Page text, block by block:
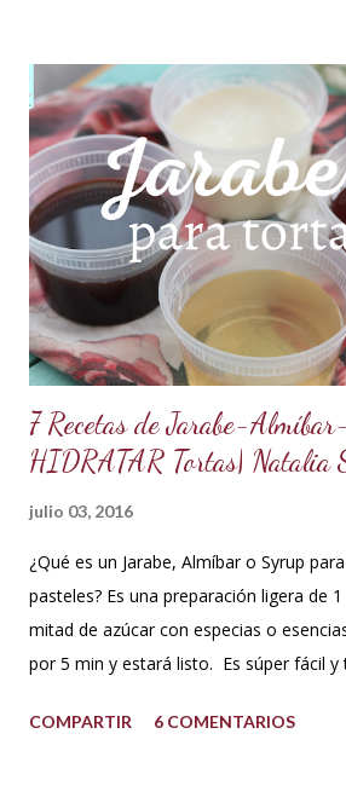
auténtica maravilla. Se lo puede
formas con el mismo resultado,
es una crema que tiene una parte de
de crema de leche o nata, más
ganache aquí en mi Blog. 😉
600 g de chocolate blanco (sucedáneo
cálidos) 200 g de crema para batir
para hacer Chantilly vegetal)
y...
7 Recetas de Jarabe-
HIDRATAR Tortas| Natalia
julio 03, 2016
¿Qué es un Jarabe, Almíbar o Syrup
pasteles? Es una preparación ligera de
mitad de azúcar con especias o
por 5 min y estará listo. Es súper fácil y
USOS: Siempre que hacemos
COMPARTIR 6 COMENTARIOS